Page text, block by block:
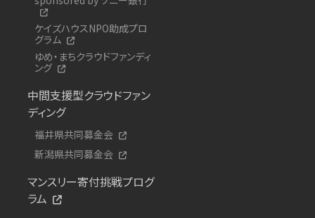
ケイズハウスNPO助成プロ
グラム
ゆめ・まちクラウドファンディ
ング
中間支援型クラウドファン
ディング
福井県共同募金会
新潟県共同募金会
マンスリー寄付挑戦プログ
ラム